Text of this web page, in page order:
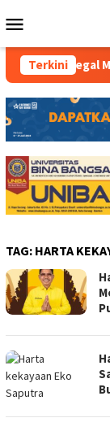
ke
Mobile
Terkini
PMI Ilegal
TAG: HARTA